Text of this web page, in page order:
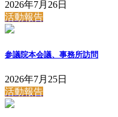
2026年7月26日
活動報告
参議院本会議、事務所訪問
2026年7月25日
活動報告